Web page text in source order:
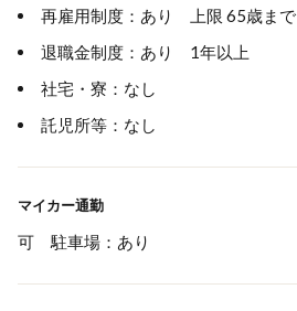
再雇用制度：あり 上限 65歳まで
退職金制度：あり 1年以上
社宅・寮：なし
託児所等：なし
マイカー通勤
可 駐車場：あり